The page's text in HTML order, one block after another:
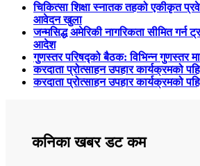
चिकित्सा शिक्षा स्नातक तहको एकीकृत
आवेदन खुला
जन्मसिद्ध अमेरिकी नागरिकता सीमित गर्न
आदेश
गुणस्तर परिषद्को बैठक: विभिन्न गुणस्तर
करदाता प्रोत्साहन उपहार कार्यक्रमको
करदाता प्रोत्साहन उपहार कार्यक्रमको
कनिका खबर डट कम